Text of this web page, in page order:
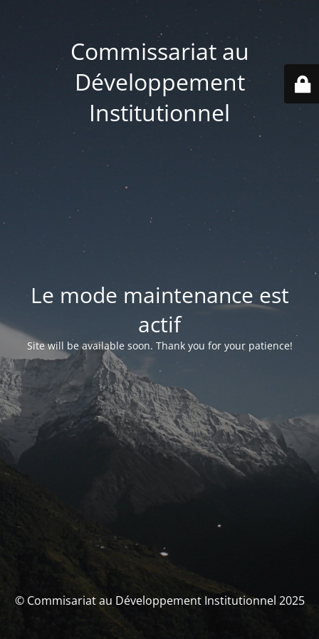
Commissariat au
Développement
Institutionnel
Le mode maintenance est
actif
Site will be available soon. Thank you for your patience!
© Commisariat au Développement Institutionnel 2025